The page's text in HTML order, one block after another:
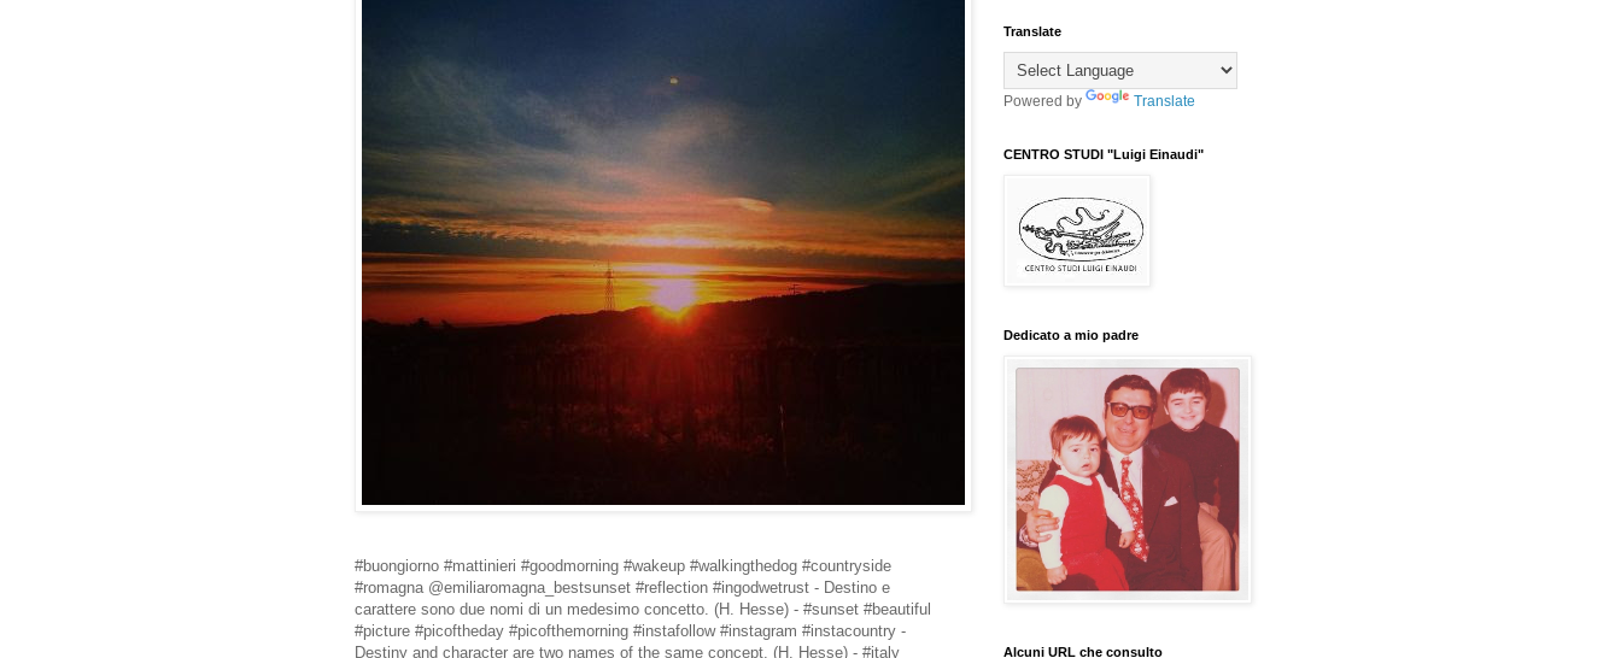
#buongiorno #mattinieri #goodmorning #wakeup #walkingthedog #countryside
#romagna @emiliaromagna_bestsunset #reflection #ingodwetrust - Destino e
carattere sono due nomi di un medesimo concetto. (H. Hesse) - #sunset #beautiful
#picture #picoftheday #picofthemorning #instafollow #instagram #instacountry -
Destiny and character are two names of the same concept. (H. Hesse) - #italy
Translate
Powered by Translate
CENTRO STUDI "Luigi Einaudi"
Dedicato a mio padre
Alcuni URL che consulto